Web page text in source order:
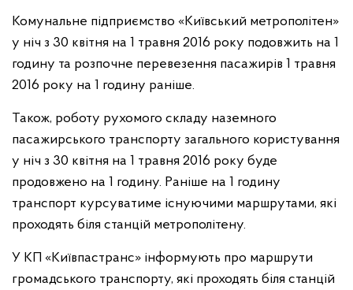
Комунальне підприємство «Київський метрополітен»
у ніч з 30 квітня на 1 травня 2016 року подовжить на 1
годину та розпочне перевезення пасажирів 1 травня
2016 року на 1 годину раніше.
Також, роботу рухомого складу наземного
пасажирського транспорту загального користування
у ніч з 30 квітня на 1 травня 2016 року буде
продовжено на 1 годину. Раніше на 1 годину
транспорт курсуватиме існуючими маршрутами, які
проходять біля станцій метрополітену.
У КП «Київпастранс» інформують про маршрути
громадського транспорту, які проходять біля станцій